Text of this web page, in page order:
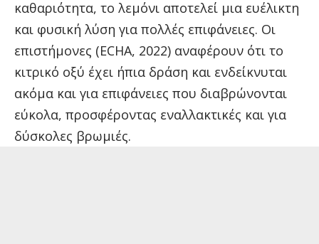
καθαριότητα, το λεμόνι αποτελεί μια ευέλικτη
και φυσική λύση για πολλές επιφάνειες. Οι
επιστήμονες (ECHA, 2022) αναφέρουν ότι το
κιτρικό οξύ έχει ήπια δράση και ενδείκνυται
ακόμα και για επιφάνειες που διαβρώνονται
εύκολα, προσφέροντας εναλλακτικές και για
δύσκολες βρωμιές.